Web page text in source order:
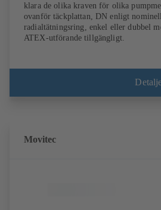
klara de olika kraven för olika
ovanför täckplattan, DN enligt
radialtätningsring, enkel eller dubbel
ATEX-utförande tillgängligt.
Movitec